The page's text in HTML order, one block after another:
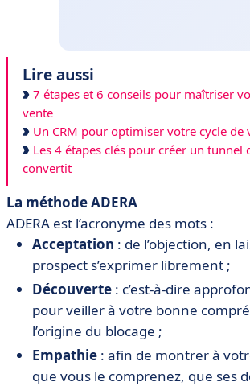
Lire aussi
7 étapes et 6 conseils pour maîtriser
vente
Un CRM pour optimiser votre cycle de
Les 4 étapes clés pour créer un tunnel
convertit
La méthode ADERA
ADERA est l’acronyme des mots :
Acceptation : de l’objection, en
prospect s’exprimer librement ;
Découverte : c’est-à-dire
pour veiller à votre bonne
l’origine du blocage ;
Empathie : afin de montrer à
que vous le comprenez, que ses